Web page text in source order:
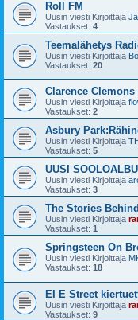
Roll FM
Uusin viesti Kirjoittaja
Vastaukset: 4
Teemalähetys
Uusin viesti Kirjoittaja
Vastaukset: 20
Clarence
Uusin viesti Kirjoittaja
Vastaukset: 2
Asbury
Uusin viesti Kirjoittaja
Vastaukset: 5
UUSI
Uusin viesti Kirjoittaja
Vastaukset: 3
The Stories
Uusin viesti Kirjoittaja
Vastaukset: 1
Springsteen On
Uusin viesti Kirjoittaja
Vastaukset: 18
EI E Street
Uusin viesti Kirjoittaja
Vastaukset: 9